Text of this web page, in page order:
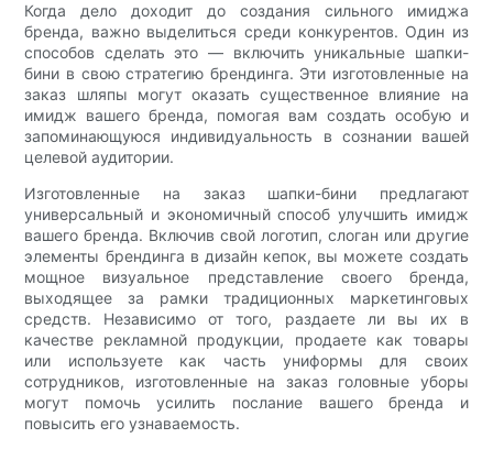
Когда дело доходит до создания сильного имиджа
бренда, важно выделиться среди конкурентов. Один из
способов сделать это — включить уникальные шапки-
бини в свою стратегию брендинга. Эти изготовленные на
заказ шляпы могут оказать существенное влияние на
имидж вашего бренда, помогая вам создать особую и
запоминающуюся индивидуальность в сознании вашей
целевой аудитории.
Изготовленные на заказ шапки-бини предлагают
универсальный и экономичный способ улучшить имидж
вашего бренда. Включив свой логотип, слоган или другие
элементы брендинга в дизайн кепок, вы можете создать
мощное визуальное представление своего бренда,
выходящее за рамки традиционных маркетинговых
средств. Независимо от того, раздаете ли вы их в
качестве рекламной продукции, продаете как товары
или используете как часть униформы для своих
сотрудников, изготовленные на заказ головные уборы
могут помочь усилить послание вашего бренда и
повысить его узнаваемость.